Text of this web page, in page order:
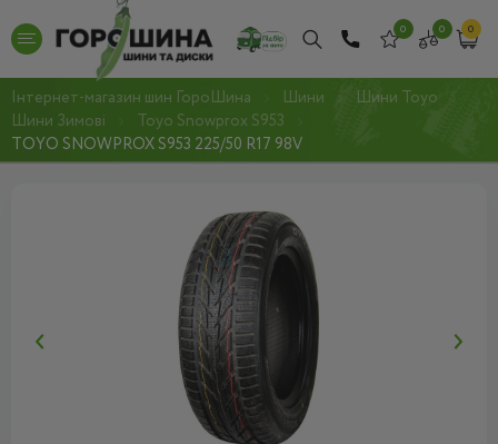
0 0 0
Інтернет-магазин шин ГороШина Шини
Шини Toyo
Шини Зимові
Toyo Snowprox S953
TOYO SNOWPROX S953 225/50 R17 98V